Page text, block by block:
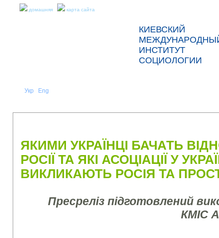
домашняя карта сайта
КИЕВСКИЙ
ИНСТИТУТ
СОЦИОЛОГИИ
Укр Eng
ЯКИМИ УКРАЇНЦІ БАЧАТЬ
РОСІЇ ТА ЯКІ АСОЦІАЦІЇ У
ВИКЛИКАЮТЬ РОСІЯ ТА
Пресреліз підготовлений
КМІС